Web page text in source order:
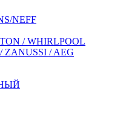
NEFF
/ WHIRLPOOL
ZANUSSI / AEG